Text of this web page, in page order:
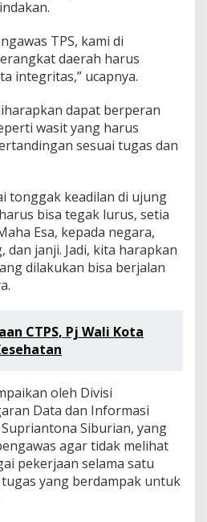
TPS, kami di
daerah harus
integritas,” ucapnya.
dapat berperan
wasit yang harus
sesuai tugas dan
tonggak keadilan di ujung
bisa tegak lurus, setia
Esa, kepada negara,
dan janji. Jadi, kita harapkan
dilakukan bisa berjalan
CTPS, Pj Wali Kota
oleh Divisi
Data dan Informasi
Siburian, yang
agar tidak melihat
pekerjaan selama satu
yang berdampak untuk